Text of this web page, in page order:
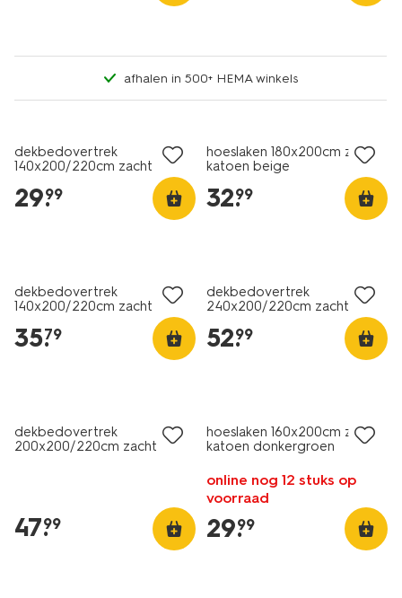
afhalen in 500+ HEMA winkels
dekbedovertrek
140x200/220cm zacht
29.
99
hoeslaken 180x200cm zacht
katoen beige
32.
99
dekbedovertrek
140x200/220cm zacht
35.
79
dekbedovertrek
240x200/220cm zacht
52.
99
dekbedovertrek
200x200/220cm zacht
47.
99
hoeslaken 160x200cm zacht
katoen donkergroen
online nog 12 stuks op
voorraad
29.
99